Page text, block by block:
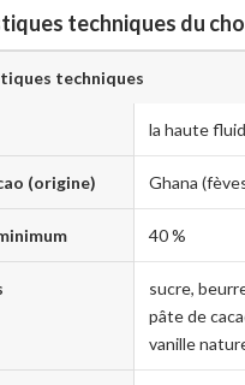
techniques du
techniques
la haute
(origine) Ghana
40 %
sucre,
pâte de
vanille